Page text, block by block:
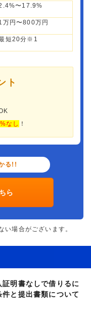
〜17.9%
万円〜800万円
短20分※1
ト
なし ！
る!!
ら
場合がございます。
証明書なしで借りるに
件と提出書類について